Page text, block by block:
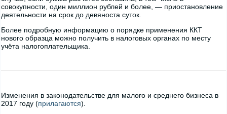
совокупности, один миллион рублей и более, — приостановление
деятельности на срок до девяноста суток.
Более подробную информацию о порядке применения ККТ
нового образца можно получить в налоговых органах по месту
учёта налогоплательщика.
Изменения в законодательстве для малого и среднего бизнеса в
2017 году (прилагаются).